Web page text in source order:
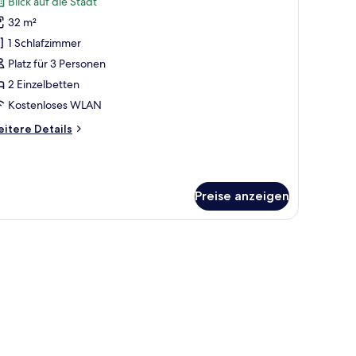
32 m²
1 Schlafzimmer
Platz für 3 Personen
2 Einzelbetten
Kostenloses WLAN
Details
Preise anzeigen
Blick auf die Stadt.